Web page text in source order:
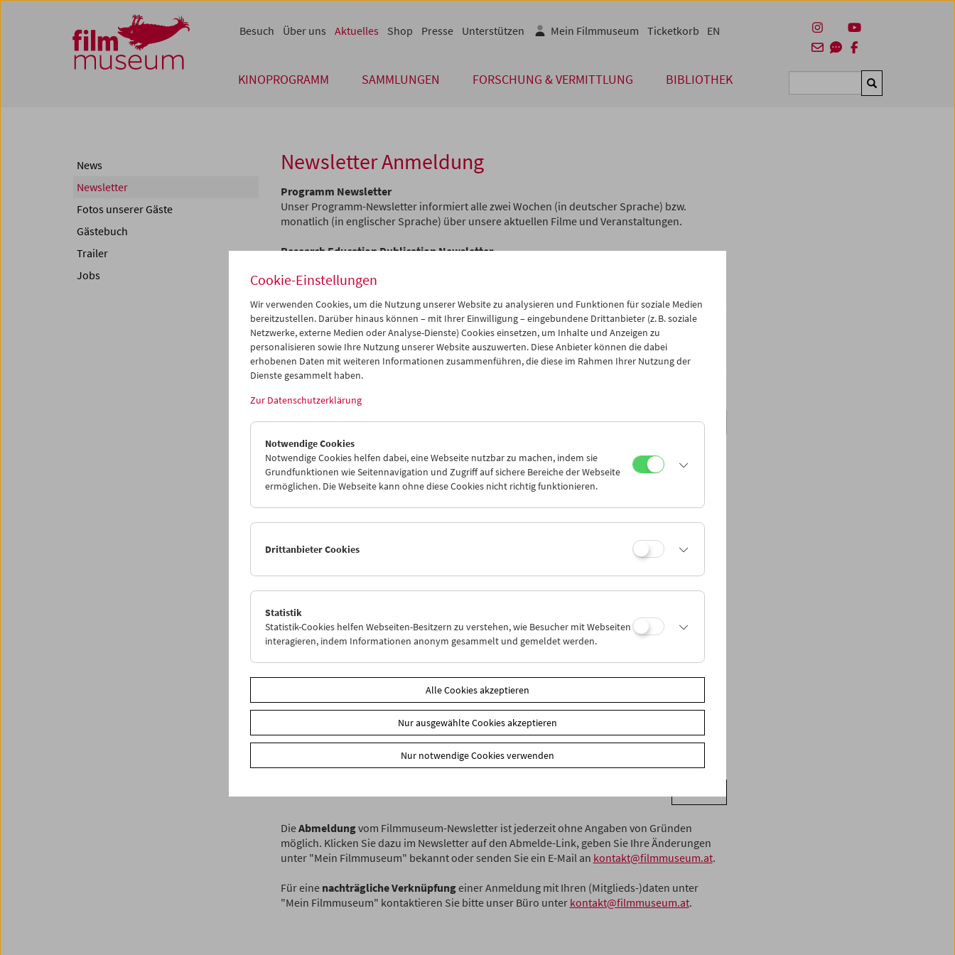
Zum Inhalt
Zum Hauptmenü
Zur Servicenavigation
Zum Suche
KINOPROGRAMM SAMMLUNGEN FORSCHUNG & VERMITTLUNG BIBLIOTHEK Suchen
Besuch Über uns Aktuelles Shop Presse Unterstützen Mein Filmmuseum Ticketkorb EN
Newsletter Anmeldung
Programm Newsletter
Unser Programm-Newsletter informiert alle zwei Wochen (in deutscher Sprache) bzw.
monatlich (in englischer Sprache) über unsere aktuellen Filme und Veranstaltungen.
Research Education Publication Newsletter
zweimonatlich über Publikationen, Symposien, Forschungs- und Vermittlungsprojekte.
Für registrierte Nutzer*innen empfehlen wir die Anmeldung zu unseren Newslettern unter
Mein Filmmuseum. So haben Sie Überblick über Ihre Newsletter-Abonnements und können
Änderungen jederzeit selbst vornehmen.
Vorname
Audio Player
Reload
Captcha ID uthplsl
Ich möchte folgende Newsletter erhalten: *
Programm (Deutsch)
Programm (Englisch)
Research Education Publication (Englisch)
Ich stimme zu, dass das Filmmuseum meine personenbezogenen Daten (Name und E-Mail-
Adresse) verarbeitet, um mir den/die oben ausgewählten Filmmuseum-Newsletter
zukommen zu lassen. Zum Versand der Newsletter nimmt das Filmmuseum die
Dienstleistungen vonMailchimpin Anspruch, die hier von Ihnen angegebenen Daten
werden zur Auftragsverarbeitung an dieses Unternehmen weitergegeben. Bitte beachten
Sie auch unsereDatenschutzerklärung.*
DieAbmeldungvom Filmmuseum-Newsletter ist jederzeit ohne Angaben von Gründen
möglich. Klicken Sie dazu im Newsletter auf den Abmelde-Link, geben Sie Ihre Änderungen
unter "Mein Filmmuseum" bekannt oder senden Sie ein E-Mail an kontakt@filmmuseum.at.
Für eine nachträgliche Verknüpfungeiner Anmeldung mit Ihren (Mitglieds-)daten unter
"Mein Filmmuseum" kontaktieren Sie bitte unser Büro unter kontakt@filmmuseum.at.
News
Newsletter
Fotos unserer Gäste
Gästebuch
Trailer
Jobs
Cookie-Einstellungen
Wir verwenden Cookies, um die Nutzung unserer Website zu analysieren und Funktionen für soziale Medien
bereitzustellen. Darüber hinaus können – mit Ihrer Einwilligung – eingebundene Drittanbieter (z. B. soziale
Netzwerke, externe Medien oder Analyse-Dienste) Cookies einsetzen, um Inhalte und Anzeigen zu
personalisieren sowie Ihre Nutzung unserer Website auszuwerten. Diese Anbieter können die dabei
erhobenen Daten mit weiteren Informationen zusammenführen, die diese im Rahmen Ihrer Nutzung der
Dienste gesammelt haben.
Zur Datenschutzerklärung
Notwendige Cookies
Notwendige Cookies helfen dabei, eine Webseite nutzbar zu machen, indem sie
Grundfunktionen wie Seitennavigation und Zugriff auf sichere Bereiche der Webseite
ermöglichen. Die Webseite kann ohne diese Cookies nicht richtig funktionieren.
Drittanbieter Cookies
Statistik
Statistik-Cookies helfen Webseiten-Besitzern zu verstehen, wie Besucher mit Webseiten
interagieren, indem Informationen anonym gesammelt und gemeldet werden.
Alle Cookies akzeptieren
Nur ausgewählte Cookies akzeptieren
Nur notwendige Cookies verwenden